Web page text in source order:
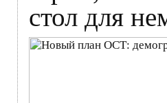
стол для